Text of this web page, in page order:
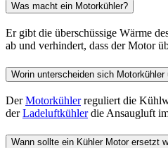
Was macht ein Motorkühler?
Er gibt die überschüssige Wärme
ab und verhindert, dass der Motor
Worin unterscheiden sich Motorkühler
DerMotorkühler reguliert die
derLadeluftkühler die Ansaugluft
Wann sollte ein Kühler Motor ersetzt